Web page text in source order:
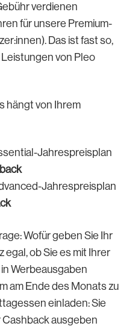
verdienen
für unsere Premium-
Das ist fast so,
von Pleo
hängt von Ihrem
Jahrespreisplan
Jahrespreisplan
Wofür geben Sie Ihr
egal, ob Sie es mit Ihrer
Werbeausgaben
am Ende des Monats zu
einladen: Sie
ausgeben